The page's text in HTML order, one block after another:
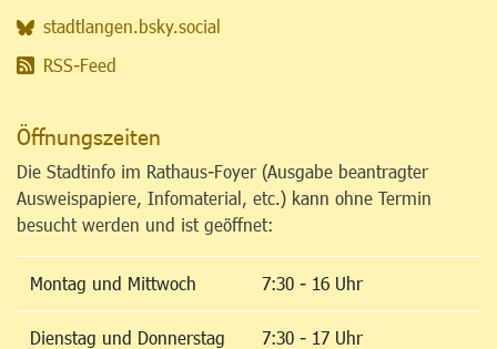
stadtlangen.bsky.social
RSS-Feed
Öffnungszeiten
Die Stadtinfo im Rathaus-Foyer (Ausgabe beantragter
Ausweispapiere, Infomaterial, etc.) kann ohne Termin
besucht werden und ist geöffnet:
Montag und Mittwoch 7:30 - 16 Uhr
Dienstag und Donnerstag 7:30 - 17 Uhr